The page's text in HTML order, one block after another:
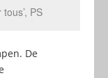
PS
De